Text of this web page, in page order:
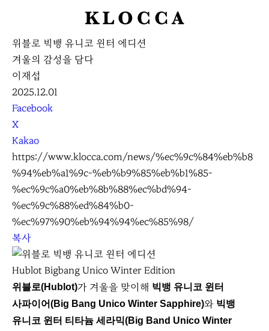
K
O
C
위블로 빅뱅 유니코 윈터 에디션
겨울의 감성을 담다
이재섭
2025.12.01
S
N
S
S
h
a
r
e
Facebook
X
Kakao
https://www.klocca.com/news/%ec%9c%84%eb%b8
%94%eb%a1%9c-%eb%b9%85%eb%b1%85-
%ec%9c%a0%eb%8b%88%ec%bd%94-
%ec%9c%88%ed%84%b0-
%ec%97%90%eb%94%94%ec%85%98/
복사
Hublot Bigbang Unico Winter Edition
위블로(Hublot)가 겨울을 맞이해 빅뱅 유니코 윈터
사파이어(Big Bang Unico Winter Sapphire)와 빅뱅
유니코 윈터 티타늄 세라믹(Big Band Unico Winter